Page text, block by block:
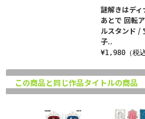
謎解きはディ
あとで 回転
ルスタンド /
子..
¥1,980（税込
この商品と同じ作品タイトルの商品